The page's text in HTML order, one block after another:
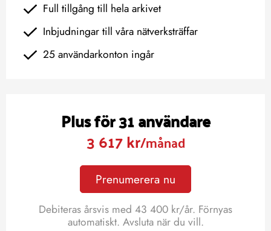
Full tillgång till hela arkivet
Inbjudningar till våra nätverksträffar
25 användarkonton ingår
Plus för 31 användare
3 617 kr/månad
Prenumerera nu
Debiteras årsvis med 43 400 kr/år. Förnyas
automatiskt. Avsluta när du vill.